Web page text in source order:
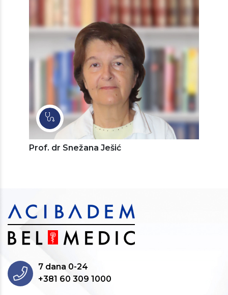
Prof. dr Snežana Ješić
7 dana 0-24
+381 60 309 1000